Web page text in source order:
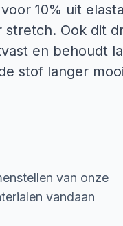
10% uit
Ook dit
en behoudt
stof langer
van onze
vandaan